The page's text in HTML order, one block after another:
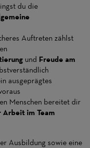
du die
Auftreten zählst
und Freude am
ausgeprägtes
Menschen bereitet dir
Arbeit im Team
Ausbildung sowie eine